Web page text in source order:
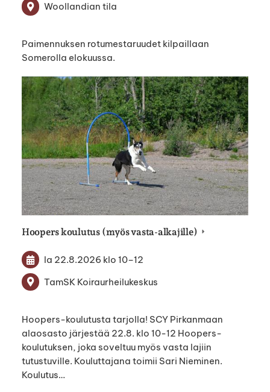
Woollandian tila
Paimennuksen rotumestaruudet kilpaillaan
Somerolla elokuussa.
Hoopers koulutus (myös vasta-alkajille)
la 22.8.2026 klo 10–12
TamSK Koiraurheilukeskus
Hoopers-koulutusta tarjolla! SCY Pirkanmaan
alaosasto järjestää 22.8. klo 10-12 Hoopers-
koulutuksen, joka soveltuu myös vasta lajiin
tutustuville. Kouluttajana toimii Sari Nieminen.
Koulutus…